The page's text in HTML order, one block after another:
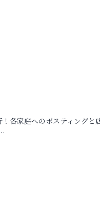
各家庭へのポスティングと